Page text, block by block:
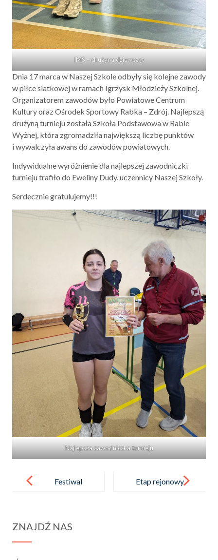
IMS – drużyna dziewcząt
Dnia 17 marca w Naszej Szkole odbyły się kolejne zawody
w piłce siatkowej w ramach Igrzysk Młodzieży Szkolnej.
Organizatorem zawodów było Powiatowe Centrum
Kultury oraz Ośrodek Sportowy Rabka – Zdrój. Najlepszą
drużyną turnieju została Szkoła Podstawowa w Rabie
Wyżnej, która zgromadziła największą liczbę punktów
i wywalczyła awans do zawodów powiatowych.
Indywidualne wyróżnienie dla najlepszej zawodniczki
turnieju trafiło do Eweliny Dudy, uczennicy Naszej Szkoły.
Serdecznie gratulujemy!!!
Najlepsza zawodniczka turnieju
navigation
Festiwal
Etap rejonowy
ZNAJDŹ NAS